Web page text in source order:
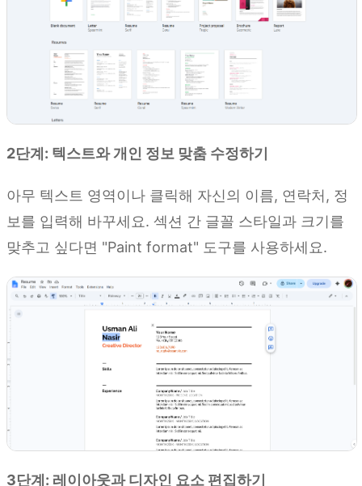
2단계: 텍스트와 개인 정보 맞춤 수정하기
아무 텍스트 영역이나 클릭해 자신의 이름, 연락처, 정
보를 입력해 바꾸세요. 섹션 간 글꼴 스타일과 크기를
맞추고 싶다면 "Paint format" 도구를 사용하세요.
3단계: 레이아웃과 디자인 요소 편집하기